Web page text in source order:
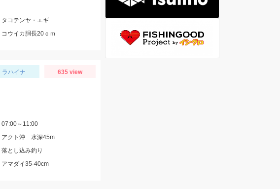
タコテンヤ・エギ
コウイカ胴長20ｃｍ
ラハイナ 635 view
07:00～11:00
アクト沖 水深45m
落とし込み釣り
アマダイ35-40cm